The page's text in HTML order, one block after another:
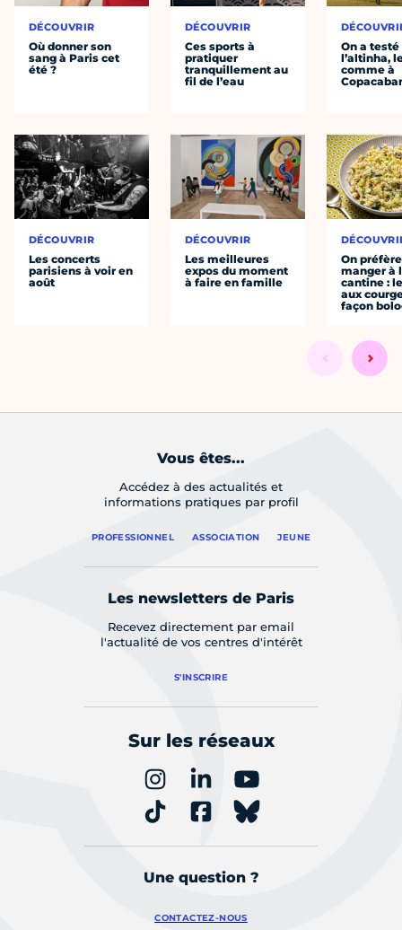
DÉCOUVRIR
Où donner son
sang à Paris cet
été ?
DÉCOUVRIR
Les concerts
parisiens à voir en
août
DÉCOUVRIR
Ces sports à
pratiquer
tranquillement au
fil de l’eau
DÉCOUVRIR
Les meilleures
expos du moment
à faire en famille
On a testé
l’altinha,
comme à
On préfère
manger à
cantine :
aux
façon
Vous êtes...
Accédez à des actualités et
informations pratiques par profil
PROFESSIONNEL ASSOCIATION JEUNE
Les newsletters de Paris
Recevez directement par email
l'actualité de vos centres d'intérêt
S'INSCRIRE
Sur les réseaux
Une question ?
CONTACTEZ-NOUS